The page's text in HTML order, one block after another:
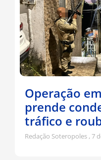
Operação
prende
tráfico e
Redação Soteropoles 7